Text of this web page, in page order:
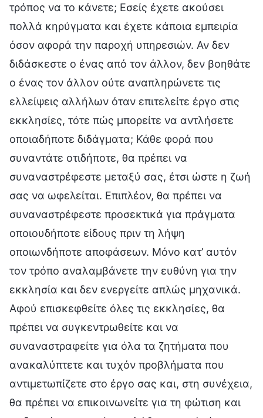
τρόπος να το κάνετε; Εσείς έχετε ακούσει
πολλά κηρύγματα και έχετε κάποια εμπειρία
όσον αφορά την παροχή υπηρεσιών. Αν δεν
διδάσκεστε ο ένας από τον άλλον, δεν βοηθάτε
ο ένας τον άλλον ούτε αναπληρώνετε τις
ελλείψεις αλλήλων όταν επιτελείτε έργο στις
εκκλησίες, τότε πώς μπορείτε να αντλήσετε
οποιαδήποτε διδάγματα; Κάθε φορά που
συναντάτε οτιδήποτε, θα πρέπει να
συναναστρέφεστε μεταξύ σας, έτσι ώστε η ζωή
σας να ωφελείται. Επιπλέον, θα πρέπει να
συναναστρέφεστε προσεκτικά για πράγματα
οποιουδήποτε είδους πριν τη λήψη
οποιωνδήποτε αποφάσεων. Μόνο κατ’ αυτόν
τον τρόπο αναλαμβάνετε την ευθύνη για την
εκκλησία και δεν ενεργείτε απλώς μηχανικά.
Αφού επισκεφθείτε όλες τις εκκλησίες, θα
πρέπει να συγκεντρωθείτε και να
συναναστραφείτε για όλα τα ζητήματα που
ανακαλύπτετε και τυχόν προβλήματα που
αντιμετωπίζετε στο έργο σας και, στη συνέχεια,
θα πρέπει να επικοινωνείτε για τη φώτιση και